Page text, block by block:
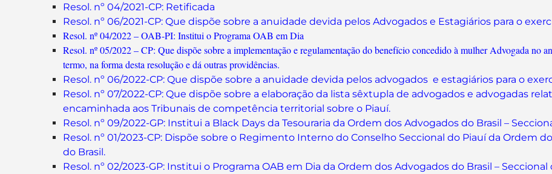
Resol. nº 04/2021-CP: Retificada
Resol. nº 06/2021-CP: Que dispõe sobre a anuidade devida pelos Advogados e Estagiários para o
Resol. nº 04/2022 – OAB-PI: Institui o Programa OAB em Dia
Resol. nº 05/2022 – CP: Que dispõe sobre a implementação e regulamentação do benefício concedido à mulher Advogada no
termo, na forma desta resolução e dá outras providências.
Resol. nº 06/2022-CP: Que dispõe sobre a anuidade devida pelos advogados e estagiários para o
Resol. nº 07/2022-CP: Que dispõe sobre a elaboração da lista sêxtupla de advogados e advogadas
encaminhada aos Tribunais de competência territorial sobre o Piauí.
Resol. nº 09/2022-GP: Institui a Black Days da Tesouraria da Ordem dos Advogados do Brasil –
Resol. nº 01/2023-CP: Dispõe sobre o Regimento Interno do Conselho Seccional do Piauí da Ordem
do Brasil.
Resol. nº 02/2023-GP: Institui o Programa OAB em Dia da Ordem dos Advogados do Brasil – Seccional